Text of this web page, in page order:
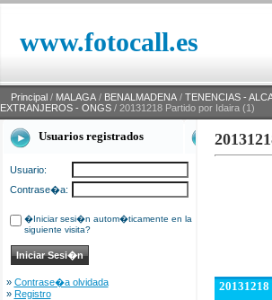
www.fotocall.es
Principal / MALAGA / BENALMADENA / TENENCIAS -
EXTRANJEROS - ONGS / 20131218 Partido por Idaira (1)
Usuarios registrados
Usuario:
Contrase�a:
�Iniciar sesi�n autom�ticamente en la
siguiente visita?
» Contrase�a olvidada
» Registro